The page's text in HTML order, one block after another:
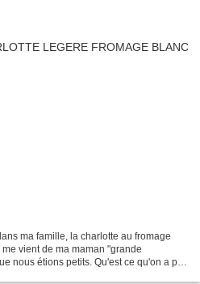
ma famille, la charlotte au fromage
vient de ma maman "grande
nous étions petits. Qu'est ce qu'on a pu